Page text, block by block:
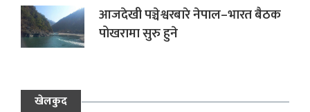
आजदेखी पञ्चेश्वरबारे नेपाल–भारत बैठक
पोखरामा सुरु हुने
खेलकुद